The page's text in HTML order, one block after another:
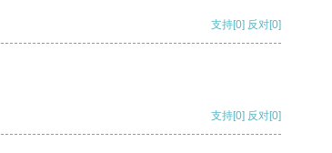
支持[0] 反对[0]
支持[0] 反对[0]